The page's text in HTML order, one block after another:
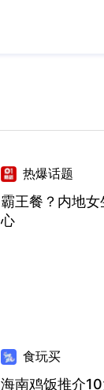
热爆话题
霸王餐？内地
心
食玩买
海南鸡饭推介